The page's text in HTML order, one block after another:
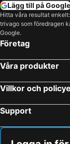
Lägg till på Google
Hitta våra resultat
trivago som föredragen
Google.
Företag
Våra produkter
Villkor och
Support